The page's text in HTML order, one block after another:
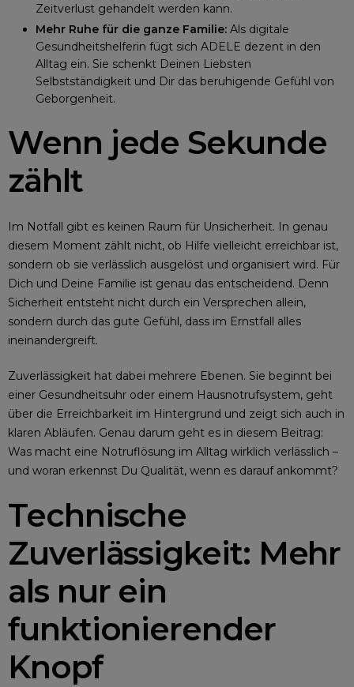
Zeitverlust gehandelt werden kann.
Mehr Ruhe für die ganze Familie: Als digitale
Gesundheitshelferin fügt sich ADELE dezent in den
Alltag ein. Sie schenkt Deinen Liebsten
Selbstständigkeit und Dir das beruhigende Gefühl von
Geborgenheit.
Wenn jede Sekunde
zählt
Im Notfall gibt es keinen Raum für Unsicherheit. In genau
diesem Moment zählt nicht, ob Hilfe vielleicht erreichbar ist,
sondern ob sie verlässlich ausgelöst und organisiert wird. Für
Dich und Deine Familie ist genau das entscheidend. Denn
Sicherheit entsteht nicht durch ein Versprechen allein,
sondern durch das gute Gefühl, dass im Ernstfall alles
ineinandergreift.
Zuverlässigkeit hat dabei mehrere Ebenen. Sie beginnt bei
einer Gesundheitsuhr oder einem Hausnotrufsystem, geht
über die Erreichbarkeit im Hintergrund und zeigt sich auch in
klaren Abläufen. Genau darum geht es in diesem Beitrag:
Was macht eine Notruflösung im Alltag wirklich verlässlich –
und woran erkennst Du Qualität, wenn es darauf ankommt?
Technische
Zuverlässigkeit: Mehr
als nur ein
funktionierender
Knopf